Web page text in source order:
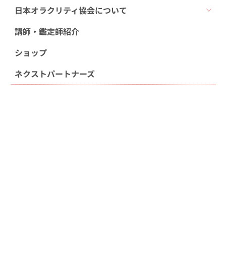
日本オラクリティ協会について
講師・鑑定師紹介
ショップ
ネクストパートナーズ